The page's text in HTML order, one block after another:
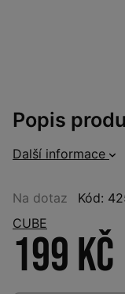
Popis
Další informace
Na dotaz
Kód:
CUBE
199 Kč